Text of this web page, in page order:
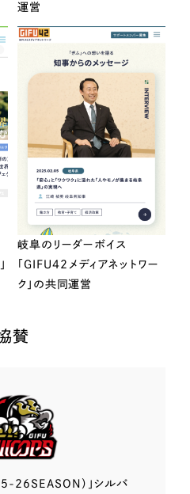
運営
岐阜のリーダーボイス
「GIFU42メディアネットワー
ク」の共同運営
賛
26SEASON）」 シルバ